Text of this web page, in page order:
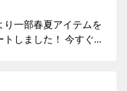
り一部春夏アイテムを
しました！ 今すぐ履